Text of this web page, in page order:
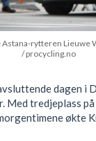
rytteren Lieuwe
/ procycling.no
dagen i
Med tredjeplass
økte